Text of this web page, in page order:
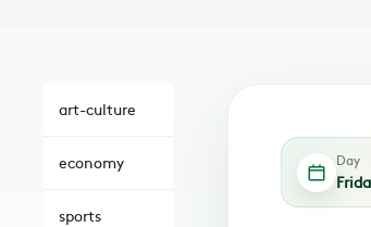
art-culture
economy
sports
Day